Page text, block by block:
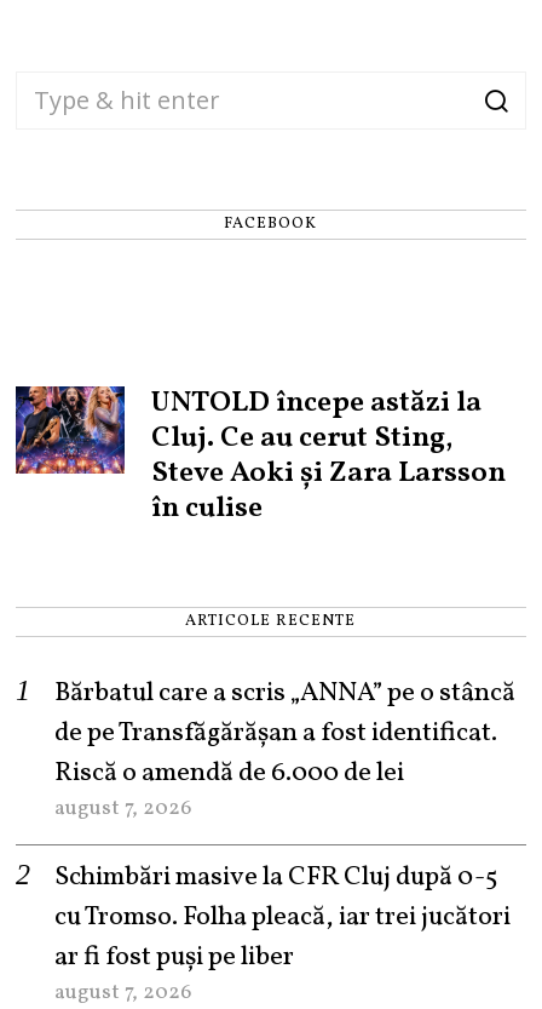
FACEBOOK
UNTOLD începe astăzi la
Cluj. Ce au cerut Sting,
Steve Aoki și Zara Larsson
în culise
ARTICOLE RECENTE
Bărbatul care a scris „ANNA” pe o stâncă
de pe Transfăgărășan a fost identificat.
Riscă o amendă de 6.000 de lei
august 7, 2026
Schimbări masive la CFR Cluj după 0-5
cu Tromso. Folha pleacă, iar trei jucători
ar fi fost puși pe liber
august 7, 2026